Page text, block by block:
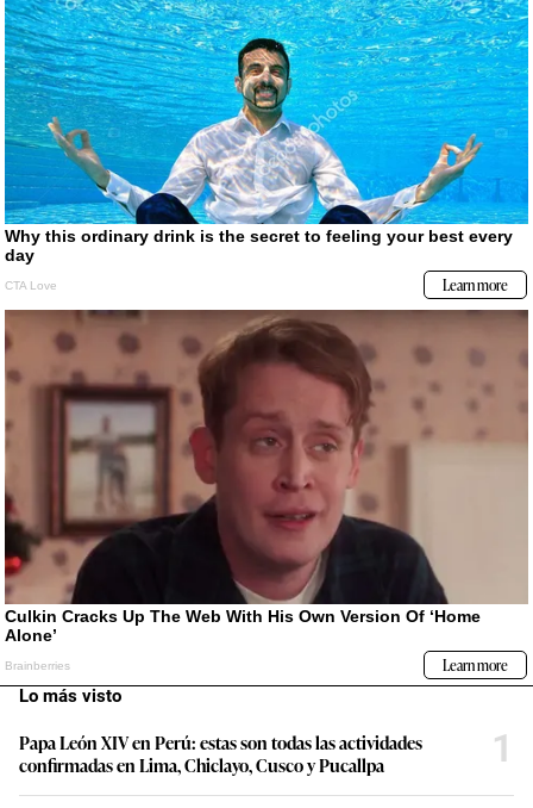
Lo más visto
Papa León XIV en Perú: estas son todas las actividades
confirmadas en Lima, Chiclayo, Cusco y Pucallpa
1